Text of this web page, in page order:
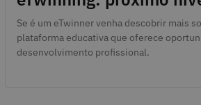
Se é um eTwinner venha descobrir mais
plataforma educativa que oferece
desenvolvimento profissional.